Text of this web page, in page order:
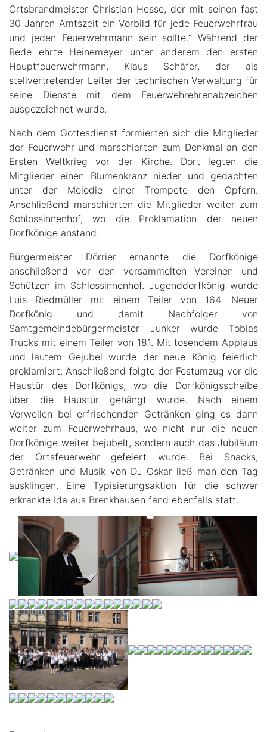
Ortsbrandmeister Christian Hesse, der mit seinen fast
30 Jahren Amtszeit ein Vorbild für jede Feuerwehrfrau
und jeden Feuerwehrmann sein sollte.“ Während der
Rede ehrte Heinemeyer unter anderem den ersten
Hauptfeuerwehrmann, Klaus Schäfer, der als
stellvertretender Leiter der technischen Verwaltung für
seine Dienste mit dem Feuerwehrehrenabzeichen
ausgezeichnet wurde.
Nach dem Gottesdienst formierten sich die Mitglieder
der Feuerwehr und marschierten zum Denkmal an den
Ersten Weltkrieg vor der Kirche. Dort legten die
Mitglieder einen Blumenkranz nieder und gedachten
unter der Melodie einer Trompete den Opfern.
Anschließend marschierten die Mitglieder weiter zum
Schlossinnenhof, wo die Proklamation der neuen
Dorfkönige anstand.
Bürgermeister Dörrier ernannte die Dorfkönige
anschließend vor den versammelten Vereinen und
Schützen im Schlossinnenhof. Jugenddorfkönig wurde
Luis Riedmüller mit einem Teiler von 164. Neuer
Dorfkönig und damit Nachfolger von
Samtgemeindebürgermeister Junker wurde Tobias
Trucks mit einem Teiler von 181. Mit tosendem Applaus
und lautem Gejubel wurde der neue König feierlich
proklamiert. Anschließend folgte der Festumzug vor die
Haustür des Dorfkönigs, wo die Dorfkönigsscheibe
über die Haustür gehängt wurde. Nach einem
Verweilen bei erfrischenden Getränken ging es dann
weiter zum Feuerwehrhaus, wo nicht nur die neuen
Dorfkönige weiter bejubelt, sondern auch das Jubiläum
der Ortsfeuerwehr gefeiert wurde. Bei Snacks,
Getränken und Musik von DJ Oskar ließ man den Tag
ausklingen. Eine Typisierungsaktion für die schwer
erkrankte Ida aus Brenkhausen fand ebenfalls statt.